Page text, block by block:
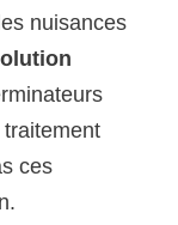
nuisances
ces